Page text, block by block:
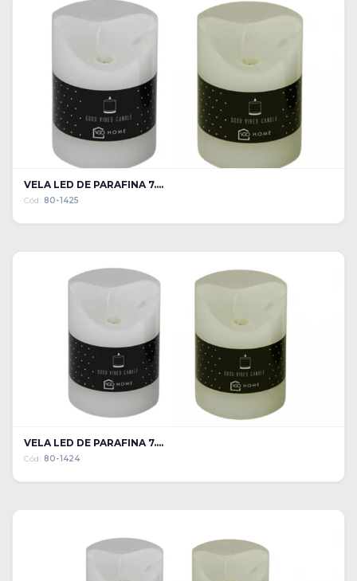
VELA LED DE PARAFINA 7....
Cód: 80-1425
VELA LED DE PARAFINA 7....
Cód: 80-1424